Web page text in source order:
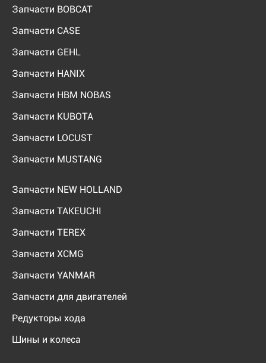
Запчасти BOBCAT
Запчасти CASE
Запчасти GEHL
Запчасти HANIX
Запчасти HBM NOBAS
Запчасти KUBOTA
Запчасти LOCUST
Запчасти MUSTANG
Запчасти NEW HOLLAND
Запчасти TAKEUCHI
Запчасти TEREX
Запчасти XCMG
Запчасти YANMAR
Запчасти для двигателей
Редукторы хода
Шины и колеса